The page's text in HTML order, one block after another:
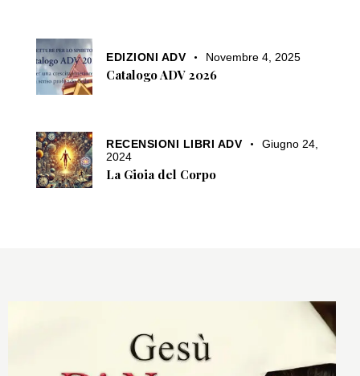
EDIZIONI ADV Novembre 4, 2025
Catalogo ADV 2026
RECENSIONI LIBRI ADV
Giugno 24,
2024
La Gioia del Corpo